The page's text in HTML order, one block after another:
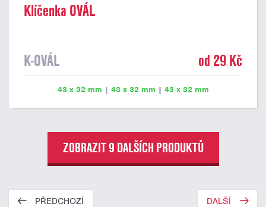
Klíčenka OVÁL
K-OVÁL od 29 Kč
43 x 32 mm | 43 x 32 mm | 43 x 32 mm
ZOBRAZIT 9 DALŠÍCH PRODUKTŮ
PŘEDCHOZÍ DALŠÍ